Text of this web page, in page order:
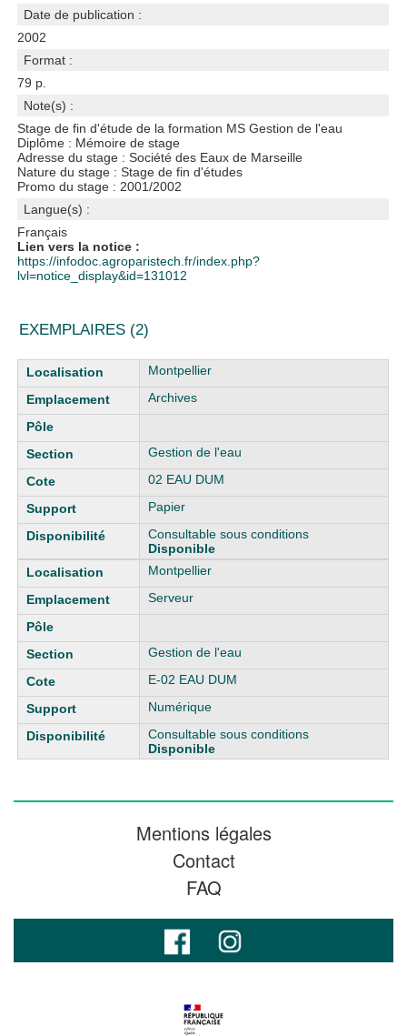
Date de publication :
2002
Format :
79 p.
Note(s) :
Stage de fin d'étude de la formation MS Gestion de l'eau
Diplôme : Mémoire de stage
Adresse du stage : Société des Eaux de Marseille
Nature du stage : Stage de fin d'études
Promo du stage : 2001/2002
Langue(s) :
Français
Lien vers la notice :
https://infodoc.agroparistech.fr/index.php?
lvl=notice_display&id=131012
EXEMPLAIRES (2)
Liste des exemplaires
Montpellier
Archives
Gestion de l'eau
02 EAU DUM
Papier
Consultable sous conditions
Disponible
Montpellier
Serveur
Gestion de l'eau
E-02 EAU DUM
Numérique
Consultable sous conditions
Disponible
Mentions légales
Contact
FAQ